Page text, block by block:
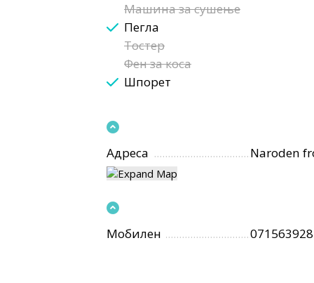
Машина за сушење
Пегла
Тостер
Фен за коса
Шпорет
Адреса Naroden
Мобилен 071563928